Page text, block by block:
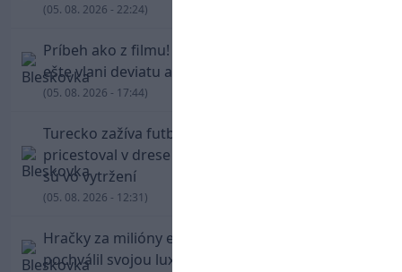
(05. 08. 2026 - 22:24)
Príbeh ako z filmu! Hrdina Slovana Kianga hral
ešte vlani deviatu anglickú ligu
(05. 08. 2026 - 17:44)
Turecko zažíva futbalové šialenstvo! Salah
pricestoval v drese Trabzonsporu, fanúšikovia
sú vo vytržení
(05. 08. 2026 - 12:31)
Hračky za milióny eur! Cristiano Ronaldo sa
pochválil svojou luxusnou zbierkou áut